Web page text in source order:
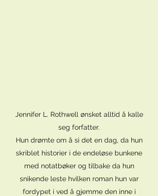
Jennifer L. Rothwell ønsket alltid å kalle
seg forfatter.
Hun drømte om å si det en dag, da hun
skriblet historier i de endeløse bunkene
med notatbøker og tilbake da hun
snikende leste hvilken roman hun var
fordypet i ved å gjemme den inne i